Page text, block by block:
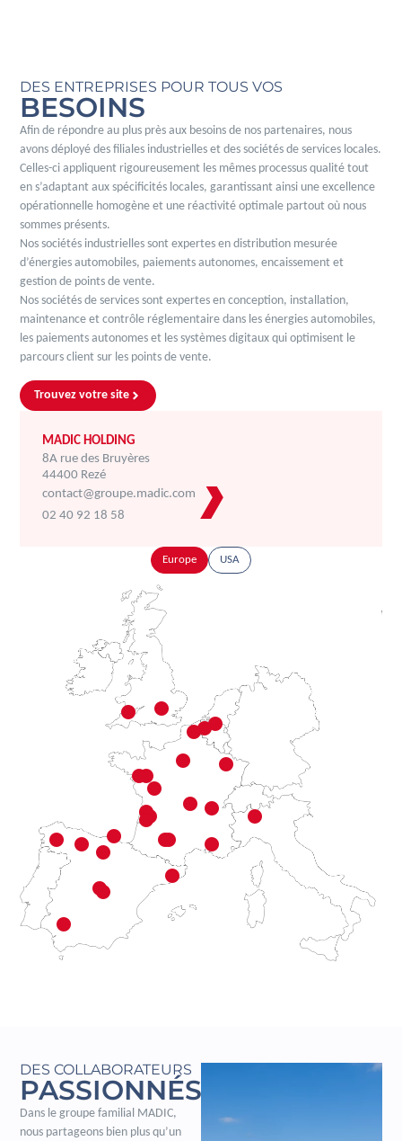
Europe USA
DES ENTREPRISES POUR TOUS VOS
BESOINS
Afin de répondre au plus près aux besoins de nos partenaires, nous
avons déployé des filiales industrielles et des sociétés de services locales.
Celles-ci appliquent rigoureusement les mêmes processus qualité tout
en s’adaptant aux spécificités locales, garantissant ainsi une excellence
opérationnelle homogène et une réactivité optimale partout où nous
sommes présents.
Nos sociétés industrielles sont expertes en distribution mesurée
d’énergies automobiles, paiements autonomes, encaissement et
gestion de points de vente.
Nos sociétés de services sont expertes en conception, installation,
maintenance et contrôle réglementaire dans les énergies automobiles,
les paiements autonomes et les systèmes digitaux qui optimisent le
parcours client sur les points de vente.
Trouvez votre site
MADIC HOLDING
8A rue des Bruyères
44400 Rezé
contact@groupe.madic.com
02 40 92 18 58
DES COLLABORATEURS
PASSIONNÉS
Dans le groupe familial MADIC,
nous partageons bien plus qu’un